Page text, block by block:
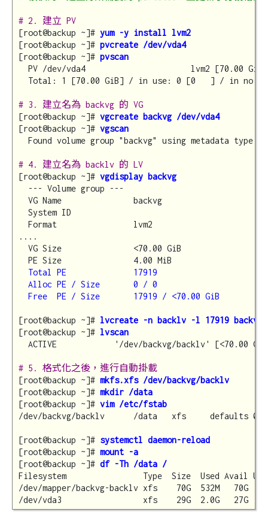
# 2. 建立 PV
[root@backup ~]# yum -y install lvm2
[root@backup ~]# pvcreate /dev/vda4
[root@backup ~]# pvscan
  PV /dev/vda4                      lvm2 [70.00 GiB]
Total: 1 [70.00 GiB] / in use: 0 [0   ] / in no
# 3. 建立名為 backvg 的 VG
[root@backup ~]# vgcreate backvg /dev/vda4
[root@backup ~]# vgscan
Found volume group "backvg" using metadata type
# 4. 建立名為 backlv 的 LV
[root@backup ~]# vgdisplay backvg
  --- Volume group ---
  VG Name               backvg
  System ID
  Format                lvm2
....
  VG Size               <70.00 GiB
  PE Size               4.00 MiB
Total PE              17919
  Alloc PE / Size       0 / 0
  Free  PE / Size       17919 / <70.00 GiB
[root@backup ~]# lvcreate -n backlv -l 17919 backvg
[root@backup ~]# lvscan
ACTIVE            '/dev/backvg/backlv' [<70.00
# 5. 格式化之後，進行自動掛載
[root@backup ~]# mkfs.xfs /dev/backvg/backlv
[root@backup ~]# mkdir /data
[root@backup ~]# vim /etc/fstab
/dev/backvg/backlv      /data   xfs     defaults 0 0
[root@backup ~]# systemctl daemon-reload
[root@backup ~]# mount -a
[root@backup ~]# df -Th /data /
Filesystem                Type  Size  Used Avail Use%
/dev/mapper/backvg-backlv xfs    70G  532M   70G